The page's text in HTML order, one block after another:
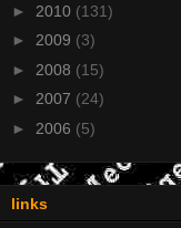
► 2010 (131)
► 2009 (3)
► 2008 (15)
► 2007 (24)
► 2006 (5)
links